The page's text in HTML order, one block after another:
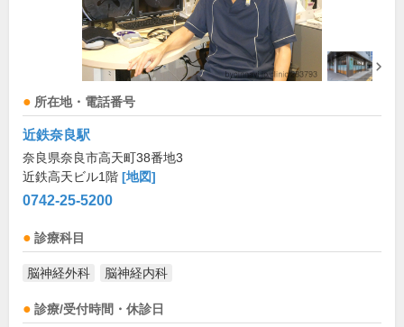
所在地・電話番号
近鉄奈良駅
奈良県奈良市高天町38番地3
近鉄高天ビル1階 [地図]
0742-25-5200
診療科目
脳神経外科 脳神経内科
診療/受付時間・休診日